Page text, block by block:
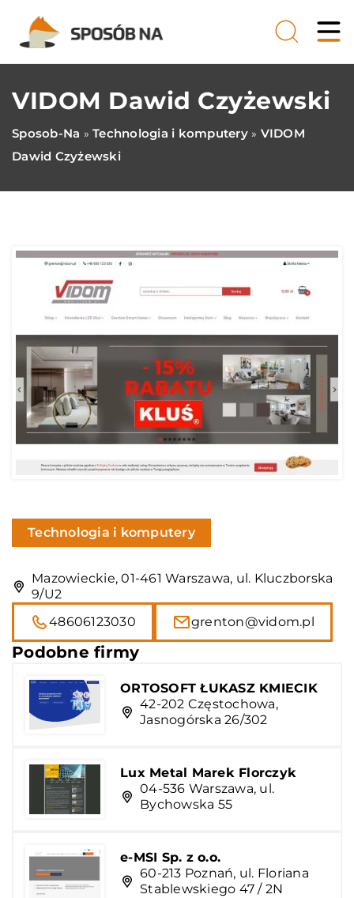
VIDOM Dawid Czyżewski
Sposob-Na » Technologia i komputery» VIDOM
Dawid Czyżewski
Technologia i komputery
Mazowieckie, 01-461 Warszawa, ul. Kluczborska
9/U2
48606123030
grenton@vidom.pl
Podobne firmy
ORTOSOFT ŁUKASZ KMIECIK
42-202 Częstochowa,
Jasnogórska 26/302
Lux Metal Marek Florczyk
04-536 Warszawa, ul.
Bychowska 55
e-MSI Sp. z o.o.
60-213 Poznań, ul. Floriana
Stablewskiego 47 / 2N